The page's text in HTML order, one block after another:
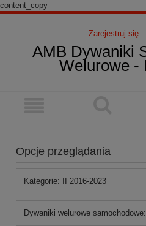
content_copy
Zarejestruj się
AMB Dywaniki
Welurowe -
Opcje przeglądania
Kategorie: II 2016-2023
Dywaniki welurowe